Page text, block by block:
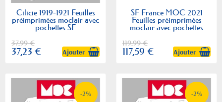
Cilicie 1919-1921 Feuilles
préimprimées moclair avec
pochettes SF
37,99 €
37,23 € Ajouter
SF France MOC 2021
Feuilles préimprimées
moclair avec pochettes
119,99 €
117,59 € Ajouter
-2% -2%